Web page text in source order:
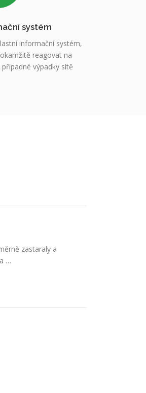
systém
informační systém,
reagovat na
výpadky sítě
zastaraly a
…